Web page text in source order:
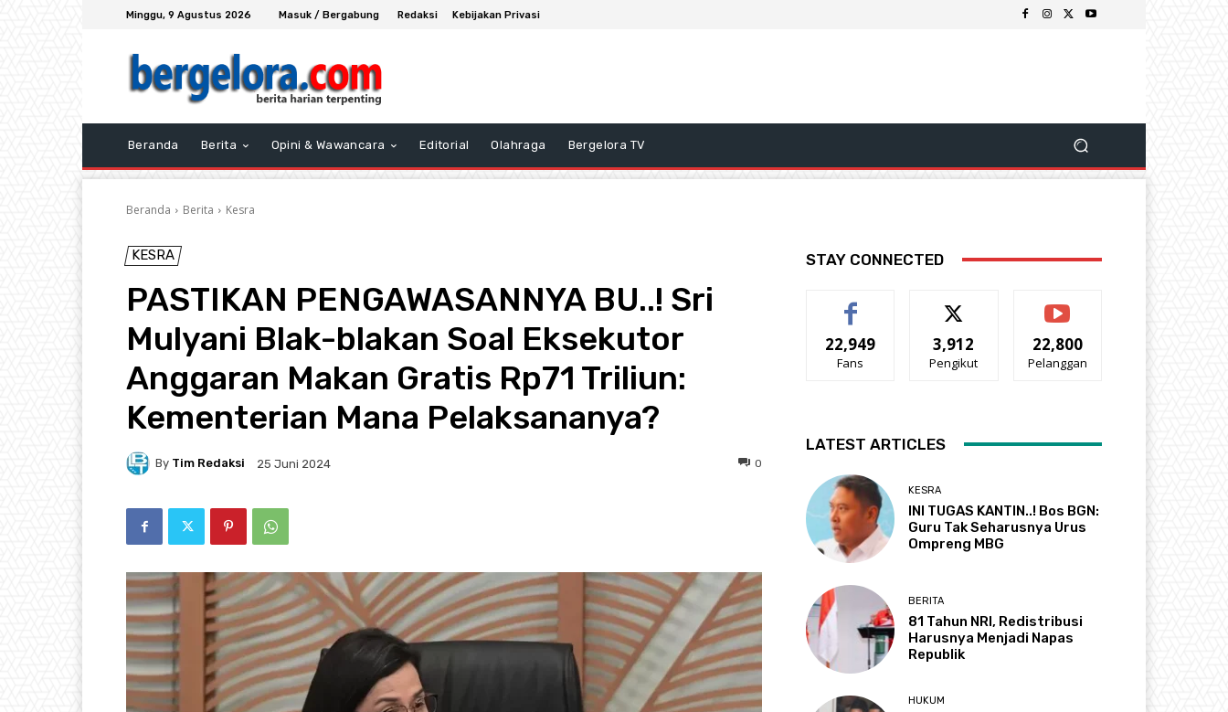
Minggu, 9 Agustus 2026 Masuk / Bergabung Redaksi Kebijakan Privasi
Beranda Berita Opini & Wawancara Editorial Olahraga Bergelora TV
Beranda Berita Kesra
KESRA
PASTIKAN PENGAWASANNYA BU..! Sri
Mulyani Blak-blakan Soal Eksekutor
Anggaran Makan Gratis Rp71 Triliun:
Kementerian Mana Pelaksananya?
By Tim Redaksi 25 Juni 2024 0
STAY CONNECTED
22,949
Fans
3,912
Pengikut
22,800
Pelanggan
LATEST ARTICLES
KESRA
INI TUGAS KANTIN..! Bos BGN:
Guru Tak Seharusnya Urus
Ompreng MBG
BERITA
81 Tahun NRI, Redistribusi
Harusnya Menjadi Napas
Republik
HUKUM